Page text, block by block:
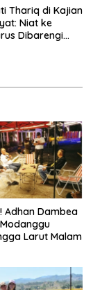
Thariq di Kajian
Niat ke
Dibarengi
Adhan Dambea
Larut Malam